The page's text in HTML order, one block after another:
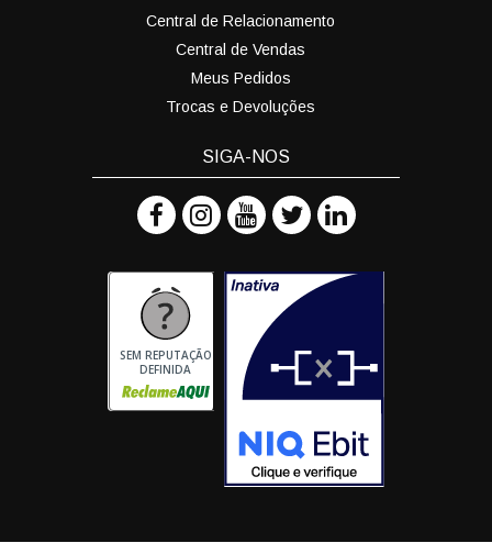
Central de Relacionamento
Central de Vendas
Meus Pedidos
Trocas e Devoluções
SIGA-NOS
SEM REPUTAÇÃO
DEFINIDA